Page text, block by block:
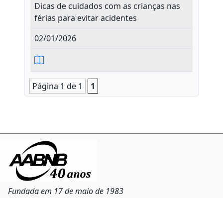
Dicas de cuidados com as crianças nas
férias para evitar acidentes
02/01/2026
Página 1 de 1 1
Fundada em 17 de maio de 1983